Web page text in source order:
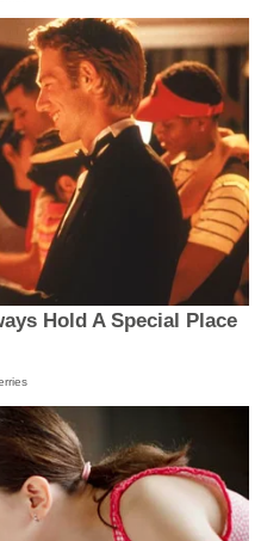
Hold A Special Place